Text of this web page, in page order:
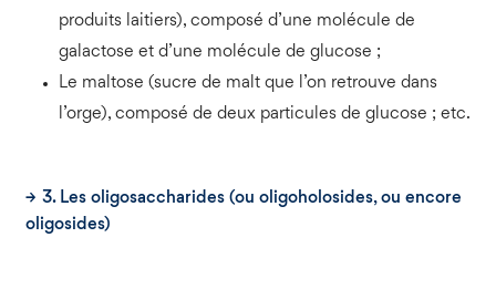
produits laitiers), composé d’une molécule de
galactose et d’une molécule de glucose ;
Le maltose (sucre de malt que l’on retrouve dans
l’orge), composé de deux particules de glucose ; etc.
3. Les oligosaccharides (ou oligoholosides, ou encore
oligosides)